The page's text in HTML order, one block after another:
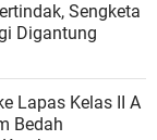
Sengketa
Digantung
Lapas Kelas II A
Bedah